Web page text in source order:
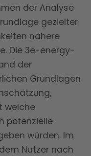
der Analyse
gezielter
nähere
Die 3e-energy-
der
Grundlagen
welche
potenzielle
würden. Im
Nutzer nach